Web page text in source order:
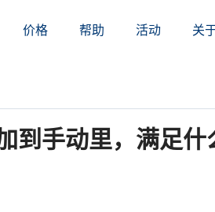
价格 帮助 活动 关
到手动里，满足什